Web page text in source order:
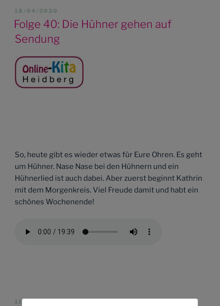
VERÖFFENTLICHT
AM
18/04/2020
Folge 40: Die Hühner gehen auf
Sendung
So, heute gibt es wieder etwas für Eure Ohren. Es geht
um Hühner. Nase Nase bei den Hühnern und ein
Hühnerlied ist auch dabei. Aber zuerst beginnt Kathrin
mit dem Morgenkreis. Viel Freude damit und habt ein
schönes Wochenende!
VERÖFFENTLICHT
11/06/2012